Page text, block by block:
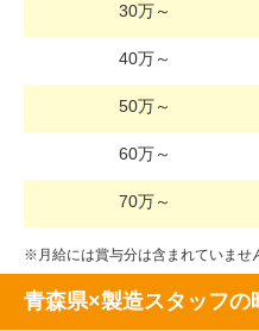
30万～
40万～
50万～
60万～
70万～
※月給には賞与分は含まれていませ
青森県×製造スタッフの